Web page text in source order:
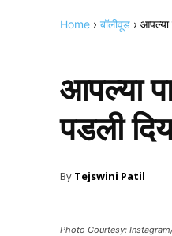
Home › बॉलीवूड › आपल्या
आपल्या
पडली
By Tejswini Patil
Photo Courtesy: